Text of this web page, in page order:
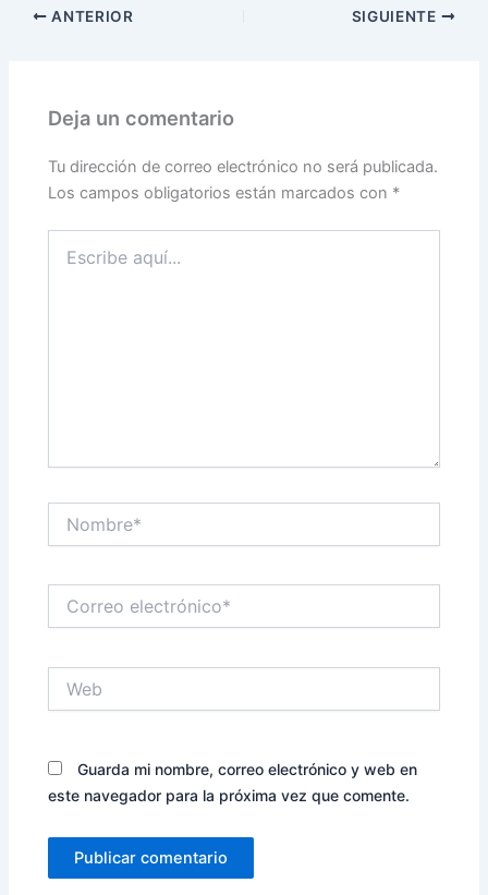
ANTERIOR SIGUIENTE
Deja un comentario
Tu dirección de correo electrónico no será publicada.
Los campos obligatorios están marcados con *
aquí...
electrónico*
Guarda mi nombre, correo electrónico y web en
este navegador para la próxima vez que comente.